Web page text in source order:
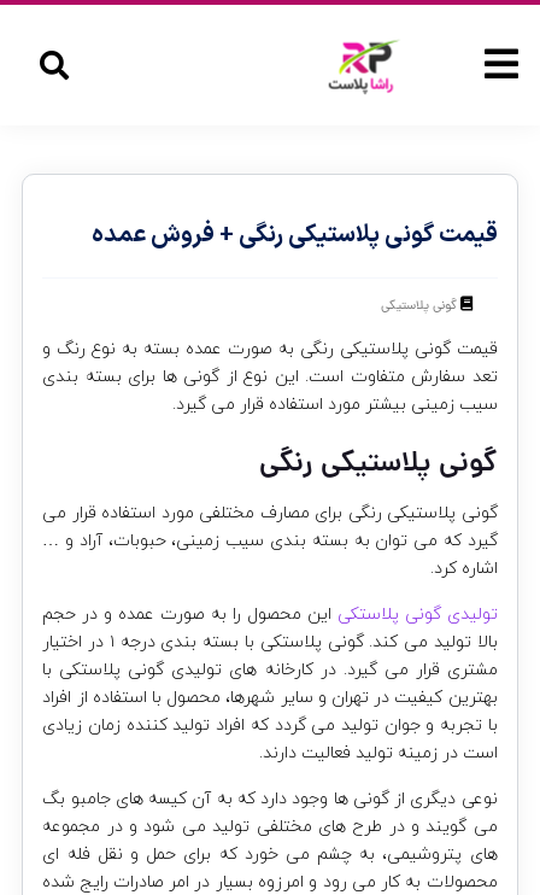
قیمت گونی پلاستیکی رنگی + فروش عمده
گونی پلاستیکی
قیمت گونی پلاستیکی رنگی به صورت عمده بسته به نوع رنگ و
تعد سفارش متفاوت است. این نوع از گونی ها برای بسته بندی
سیب زمینی بیشتر مورد استفاده قرار می گیرد.
گونی پلاستیکی رنگی
گونی پلاستیکی رنگی برای مصارف مختلفی مورد استفاده قرار می
گیرد که می توان به بسته بندی سیب زمینی، حبوبات، آراد و …
اشاره کرد.
تولیدی گونی پلاستکی این محصول را به صورت عمده و در حجم
بالا تولید می کند. گونی پلاستکی با بسته بندی درجه ۱ در اختیار
مشتری قرار می گیرد. در کارخانه های تولیدی گونی پلاستکی با
بهترین کیفیت در تهران و سایر شهرها، محصول با استفاده از افراد
با تجربه و جوان تولید می گردد که افراد تولید کننده زمان زیادی
است در زمینه تولید فعالیت دارند.
نوعی دیگری از گونی ها وجود دارد که به آن کیسه های جامبو بگ
می گویند و در طرح های مختلفی تولید می شود و در مجموعه
های پتروشیمی، به چشم می خورد که برای حمل و نقل فله ای
محصولات به کار می رود و امرزوه بسیار در امر صادرات رایج شده